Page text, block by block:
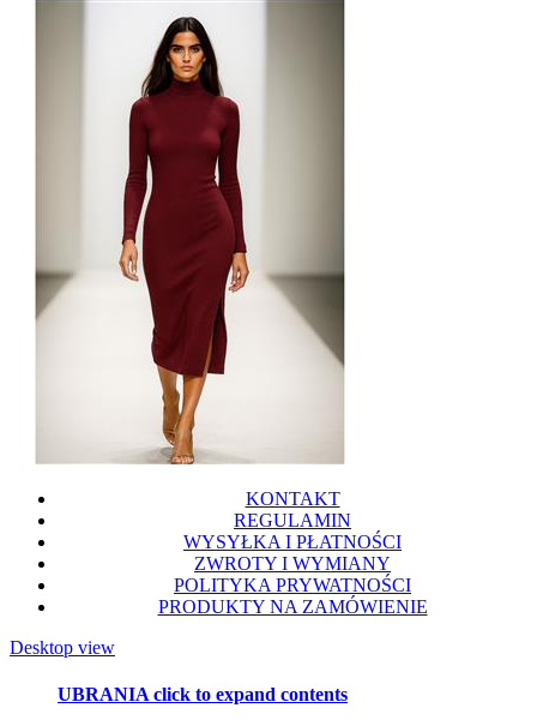
KONTAKT
REGULAMIN
WYSYŁKA I PŁATNOŚCI
ZWROTY I WYMIANY
POLITYKA PRYWATNOŚCI
PRODUKTY NA ZAMÓWIENIE
Desktop view
UBRANIAclick to expand contents